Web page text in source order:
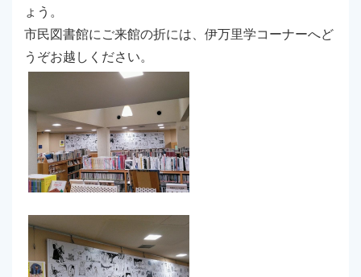
ょう。
市民図書館にご来館の折には、伊万里学コーナーへど
うぞお越しください。